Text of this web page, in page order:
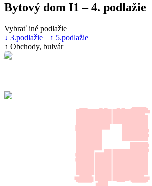
Bytový dom I1 – 4. podlažie
Vybrať iné podlažie
↓ 3.podlažie
↑ 5.podlažie
↑ Obchody, bulvár